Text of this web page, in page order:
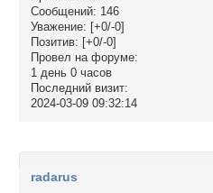
Сообщений: 146
Уважение: [+0/-0]
Позитив: [+0/-0]
Провел на форуме:
1 день 0 часов
Последний визит:
2024-03-09 09:32:14
radarus